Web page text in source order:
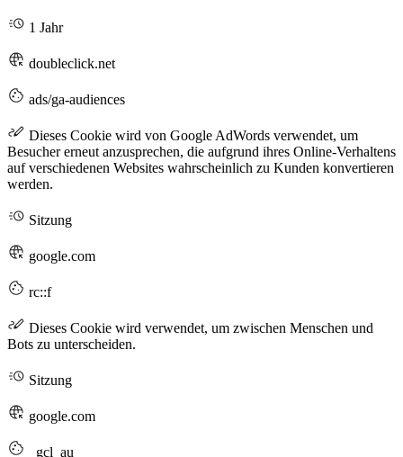
1 Jahr
doubleclick.net
ads/ga-audiences
Dieses Cookie wird von Google AdWords verwendet, um
Besucher erneut anzusprechen, die aufgrund ihres Online-Verhaltens
auf verschiedenen Websites wahrscheinlich zu Kunden konvertieren
werden.
Sitzung
google.com
rc::f
Dieses Cookie wird verwendet, um zwischen Menschen und
Bots zu unterscheiden.
Sitzung
google.com
_gcl_au